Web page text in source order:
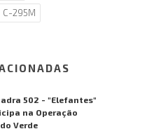
C-295M
502 - "Elefantes"
na Operação
Verde